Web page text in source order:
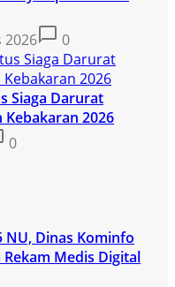
2026 0
Siaga Darurat
Kebakaran 2026
0
Dinas Kominfo
Rekam Medis Digital